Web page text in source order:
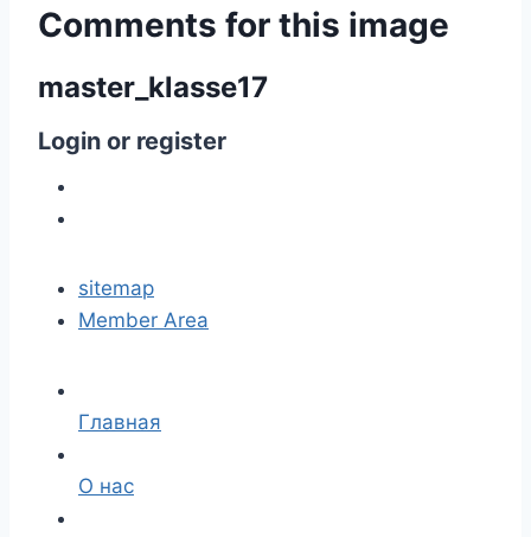
Comments for this image
master_klasse17
Login or register
sitemap
Member Area
Главная
О нас